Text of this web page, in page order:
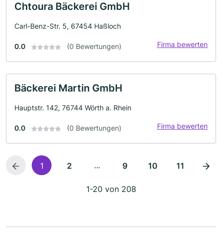
Chtoura Bäckerei GmbH
Carl-Benz-Str. 5, 67454 Haßloch
0.0 (0 Bewertungen) Firma bewerten
Bäckerei Martin GmbH
Hauptstr. 142, 76744 Wörth a. Rhein
0.0 (0 Bewertungen) Firma bewerten
1 2 ... 9 10 11
1-20 von 208